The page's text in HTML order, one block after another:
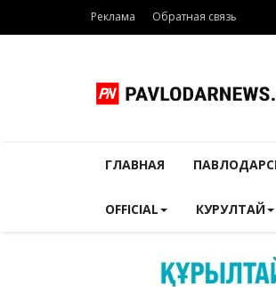
Реклама Обратная связь
ГЛАВНАЯ
OFFICIAL КУРУЛТАЙ